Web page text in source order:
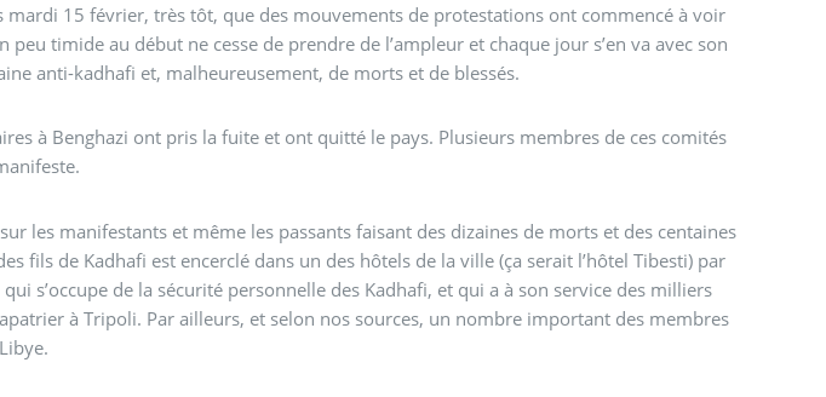
mardi 15 février, très tôt, que des mouvements de protestations ont commencé à voir
timide au début ne cesse de prendre de l’ampleur et chaque jour s’en va avec son
anti-kadhafi et, malheureusement, de morts et de blessés.
à Benghazi ont pris la fuite et ont quitté le pays. Plusieurs membres de ces comités
les manifestants et même les passants faisant des dizaines de morts et des centaines
fils de Kadhafi est encerclé dans un des hôtels de la ville (ça serait l’hôtel Tibesti) par
s’occupe de la sécurité personnelle des Kadhafi, et qui a à son service des milliers
à Tripoli. Par ailleurs, et selon nos sources, un nombre important des membres